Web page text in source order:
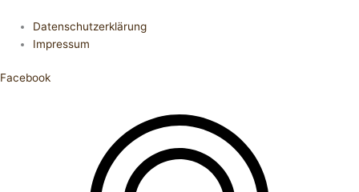
Datenschutzerklärung
Impressum
Facebook